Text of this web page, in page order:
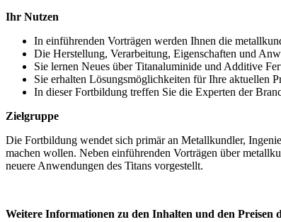
Ihr Nutzen
In einführenden Vorträgen werden Ihnen die
Die Herstellung, Verarbeitung, Eigenschaften und
Sie lernen Neues über Titanaluminide und Additive
Sie erhalten Lösungsmöglichkeiten für Ihre aktuellen
In dieser Fortbildung treffen Sie die Experten der
Zielgruppe
Die Fortbildung wendet sich primär an Metallkundler,
machen wollen. Neben einführenden Vorträgen über
neuere Anwendungen des Titans vorgestellt.
Weitere Informationen zu den Inhalten und den Preisen